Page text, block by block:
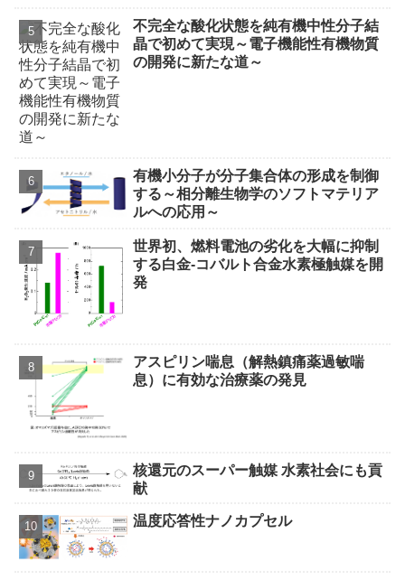
不完全な酸化状態を純有機中性分子結
晶で初めて実現～電子機能性有機物質
の開発に新たな道～
有機小分子が分子集合体の形成を制御
する～相分離生物学のソフトマテリア
ルへの応用～
世界初、燃料電池の劣化を大幅に抑制
する白金‐コバルト合金水素極触媒を開
発
アスピリン喘息（解熱鎮痛薬過敏喘
息）に有効な治療薬の発見
核還元のスーパー触媒 水素社会にも貢
献
温度応答性ナノカプセル